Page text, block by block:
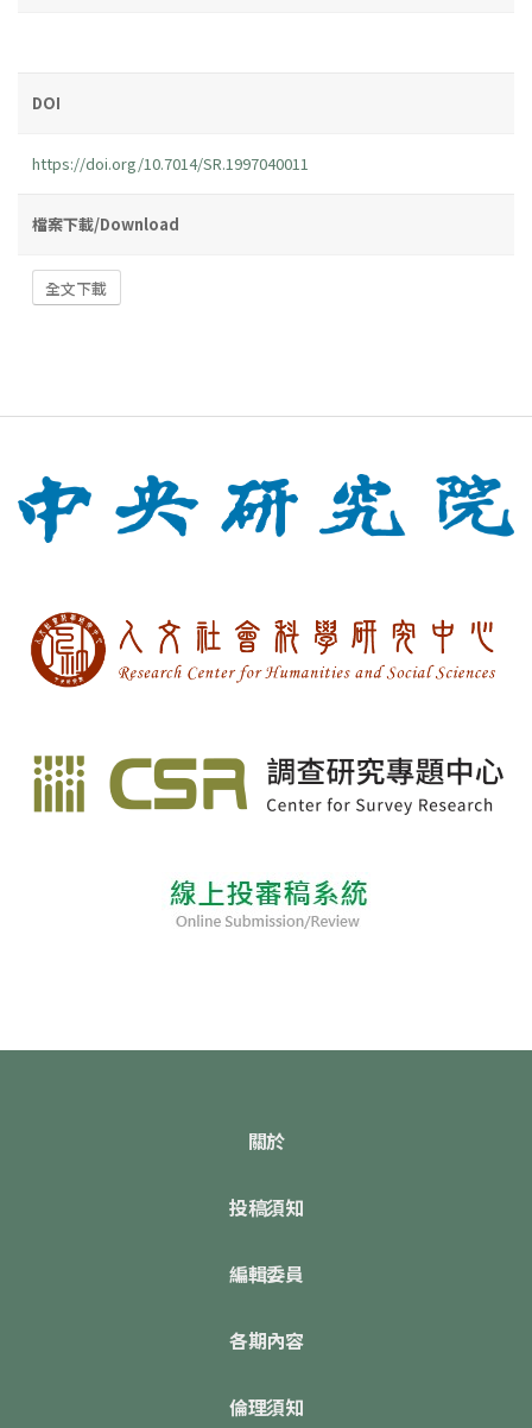
DOI
https://doi.org/10.7014/SR.1997040011
檔案下載/Download
全文下載
關於
投稿須知
編輯委員
各期內容
倫理須知